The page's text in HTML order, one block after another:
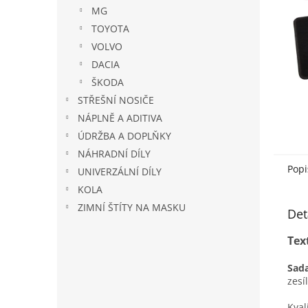
MG
TOYOTA
VOLVO
DACIA
ŠKODA
STŘEŠNÍ NOSIČE
NÁPLNĚ A ADITIVA
ÚDRŽBA A DOPLŇKY
NÁHRADNÍ DÍLY
UNIVERZÁLNÍ DÍLY
KOLA
ZIMNÍ ŠTÍTY NA MASKU